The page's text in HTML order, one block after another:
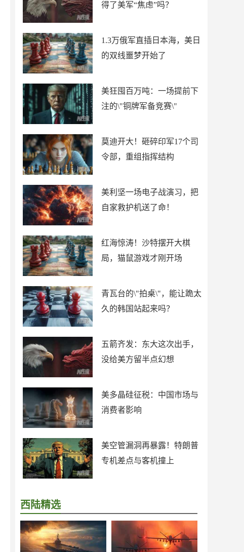
得了美军“焦虑”吗？
1.3万俄军直插日本海，美日
的双线噩梦开始了
美狂囤百万吨：一场提前下
注的\"铜牌军备竞赛\"
莫迪开大！砸碎印军17个司
令部，重组指挥结构
美利坚一场电子战演习，把
自家救护机送了命！
红海惊涛！沙特摆开大棋
局，猫鼠游戏才刚开场
青瓦台的\"拍桌\"，能让跪太
久的韩国站起来吗？
五箭齐发：东大这次出手，
没给美方留半点幻想
美多晶硅征税：中国市场与
消费者影响
美空管漏洞再暴露！特朗普
专机差点与客机撞上
西陆精选